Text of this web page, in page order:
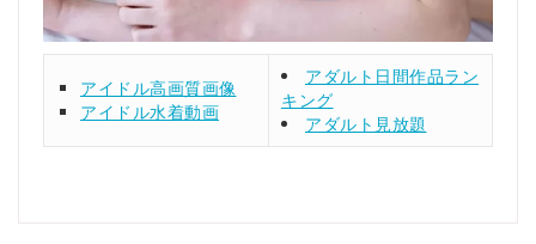
アイドル高画質画像
アイドル水着動画
アダルト日間作品ラン
キング
アダルト見放題